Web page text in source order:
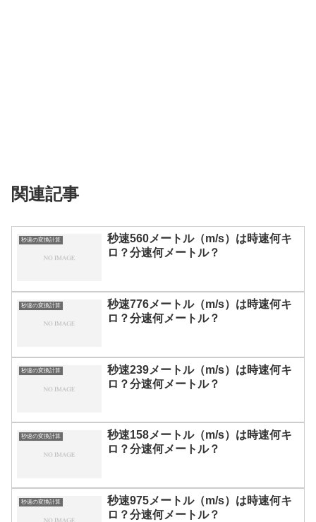
関連記事
秒速の変換計算
秒速560メートル（m/s）は時速何キ
ロ？分速何メートル？
秒速の変換計算
秒速776メートル（m/s）は時速何キ
ロ？分速何メートル？
秒速の変換計算
秒速239メートル（m/s）は時速何キ
ロ？分速何メートル？
秒速の変換計算
秒速158メートル（m/s）は時速何キ
ロ？分速何メートル？
秒速の変換計算
秒速975メートル（m/s）は時速何キ
ロ？分速何メートル？